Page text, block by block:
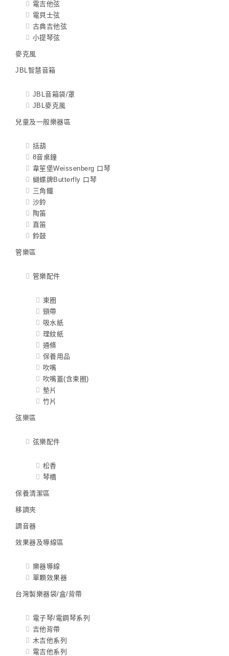
電吉他弦
電貝士弦
古典吉他弦
小提琴弦
麥克風
JBL智慧音箱
JBL音箱袋/罩
JBL麥克風
兒童及一般樂器區
括葫
8音桌鐘
韋笙堡Weissenberg 口琴
蝴蝶牌Butterfly 口琴
三角鐵
沙鈴
陶笛
直笛
鈴鼓
管樂區
管樂配件
束圈
頸帶
吸水紙
理紋紙
通條
保養用品
吹嘴
吹嘴蓋(含束圈)
墊片
竹片
弦樂區
弦樂配件
松香
琴橋
保養清潔區
移調夾
調音器
效果器及導線區
樂器導線
單顆效果器
台灣製樂器袋/盒/背帶
電子琴/電鋼琴系列
吉他背帶
木吉他系列
電吉他系列